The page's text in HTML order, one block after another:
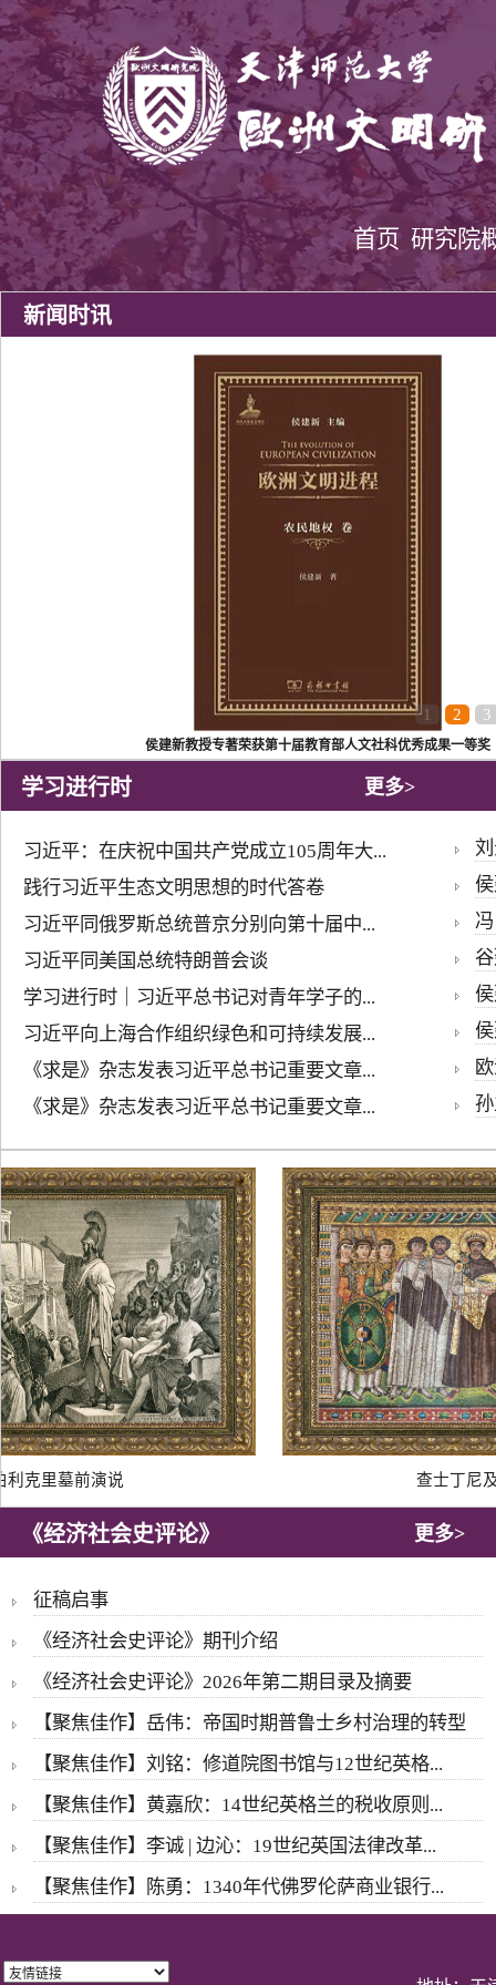
首页 研究院
新闻时讯
1 2 3
《经济社会史评论》2026年第二期目录及摘要
学习进行时 更多>
习近平：在庆祝中国共产党成立105周年大...
践行习近平生态文明思想的时代答卷
习近平同俄罗斯总统普京分别向第十届中...
习近平同美国总统特朗普会谈
学习进行时｜习近平总书记对青年学子的...
习近平向上海合作组织绿色和可持续发展...
《求是》杂志发表习近平总书记重要文章...
《求是》杂志发表习近平总书记重要文章...
克里墓前演说 查士丁尼及
《经济社会史评论》 更多>
征稿启事
《经济社会史评论》期刊介绍
《经济社会史评论》2026年第二期目录及摘要
【聚焦佳作】岳伟：帝国时期普鲁士乡村治理的转型
【聚焦佳作】刘铭：修道院图书馆与12世纪英格...
【聚焦佳作】黄嘉欣：14世纪英格兰的税收原则...
【聚焦佳作】李诚 | 边沁：19世纪英国法律改革...
【聚焦佳作】陈勇：1340年代佛罗伦萨商业银行...